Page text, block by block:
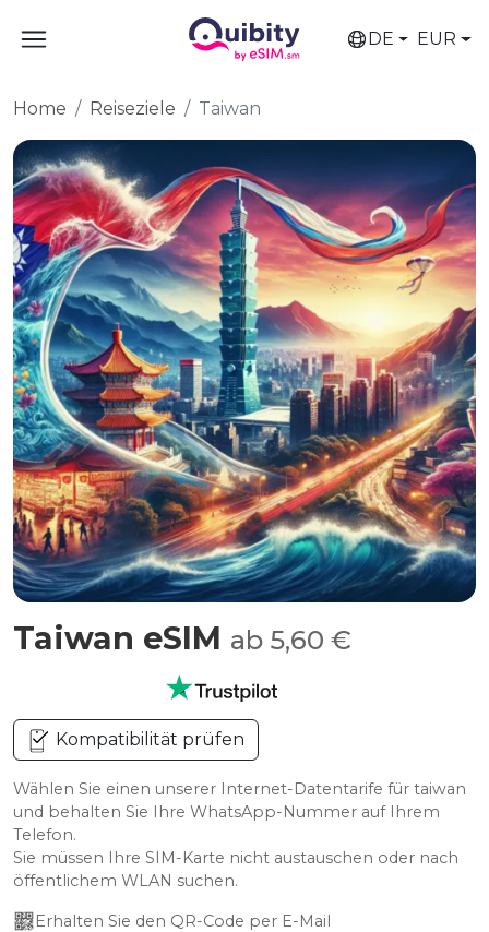
DE EUR
Home Reiseziele Taiwan
Taiwan eSIM ab 5,60 €
Kompatibilität prüfen
Wählen Sie einen unserer Internet-Datentarife für taiwan
und behalten Sie Ihre WhatsApp-Nummer auf Ihrem
Telefon.
Sie müssen Ihre SIM-Karte nicht austauschen oder nach
öffentlichem WLAN suchen.
Erhalten Sie den QR-Code per E-Mail